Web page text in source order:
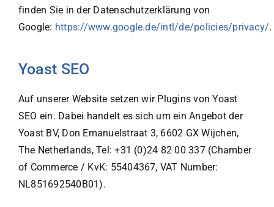
finden Sie in der Datenschutzerklärung von
Google: https://www.google.de/intl/de/policies/privacy/.
Yoast SEO
Auf unserer Website setzen wir Plugins von Yoast
SEO ein. Dabei handelt es sich um ein Angebot der
Yoast BV, Don Emanuelstraat 3, 6602 GX Wijchen,
The Netherlands, Tel: +31 (0)24 82 00 337 (Chamber
of Commerce / KvK: 55404367, VAT Number:
NL851692540B01).